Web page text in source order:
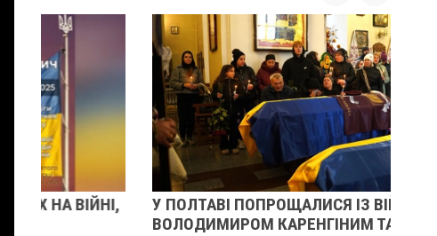
У ПОЛТАВІ ПОПРОЩАЛИСЯ ІЗ ВІЙСЬКОВИМИ
ВОЛОДИМИРОМ КАРЕНГІНИМ ТА ОЛЕГОМ